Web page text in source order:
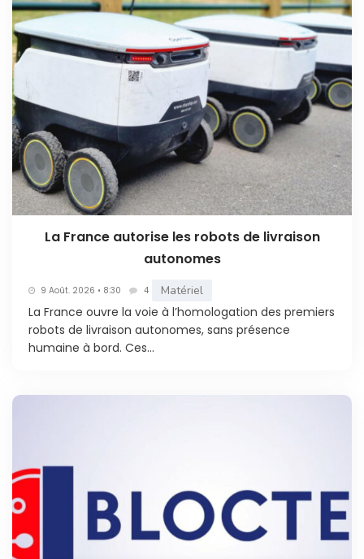
La France autorise les robots de livraison
autonomes
9 Août. 2026 • 8:30 4 Matériel
La France ouvre la voie à l’homologation des premiers
robots de livraison autonomes, sans présence
humaine à bord. Ces...